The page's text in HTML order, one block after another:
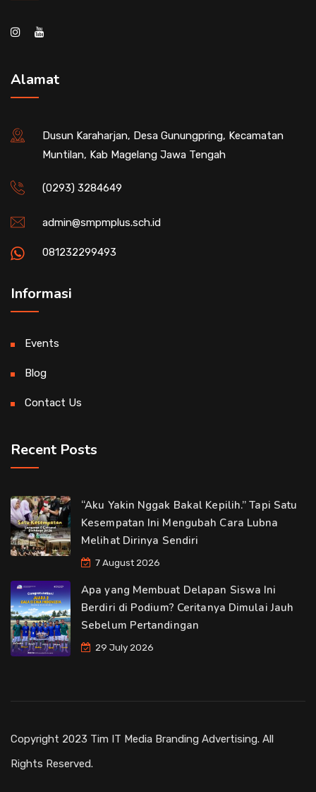
Alamat
Dusun Karaharjan, Desa Gunungpring, Kecamatan
Muntilan, Kab Magelang Jawa Tengah
(0293) 3284649
admin@smpmplus.sch.id
081232299493
Informasi
Events
Blog
Contact Us
Recent Posts
“Aku Yakin Nggak Bakal Kepilih.” Tapi Satu
Kesempatan Ini Mengubah Cara Lubna
Melihat Dirinya Sendiri
7 August 2026
Apa yang Membuat Delapan Siswa Ini
Berdiri di Podium? Ceritanya Dimulai Jauh
Sebelum Pertandingan
29 July 2026
Copyright 2023 Tim IT Media Branding Advertising. All
Rights Reserved.